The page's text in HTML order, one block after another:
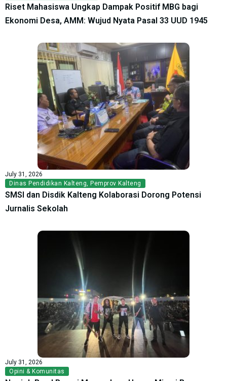
Riset Mahasiswa Ungkap Dampak Positif MBG bagi
Ekonomi Desa, AMM: Wujud Nyata Pasal 33 UUD 1945
July 31, 2026
Dinas Pendidikan Kalteng, Pemprov Kalteng
SMSI dan Disdik Kalteng Kolaborasi Dorong Potensi
Jurnalis Sekolah
July 31, 2026
Opini & Komunitas